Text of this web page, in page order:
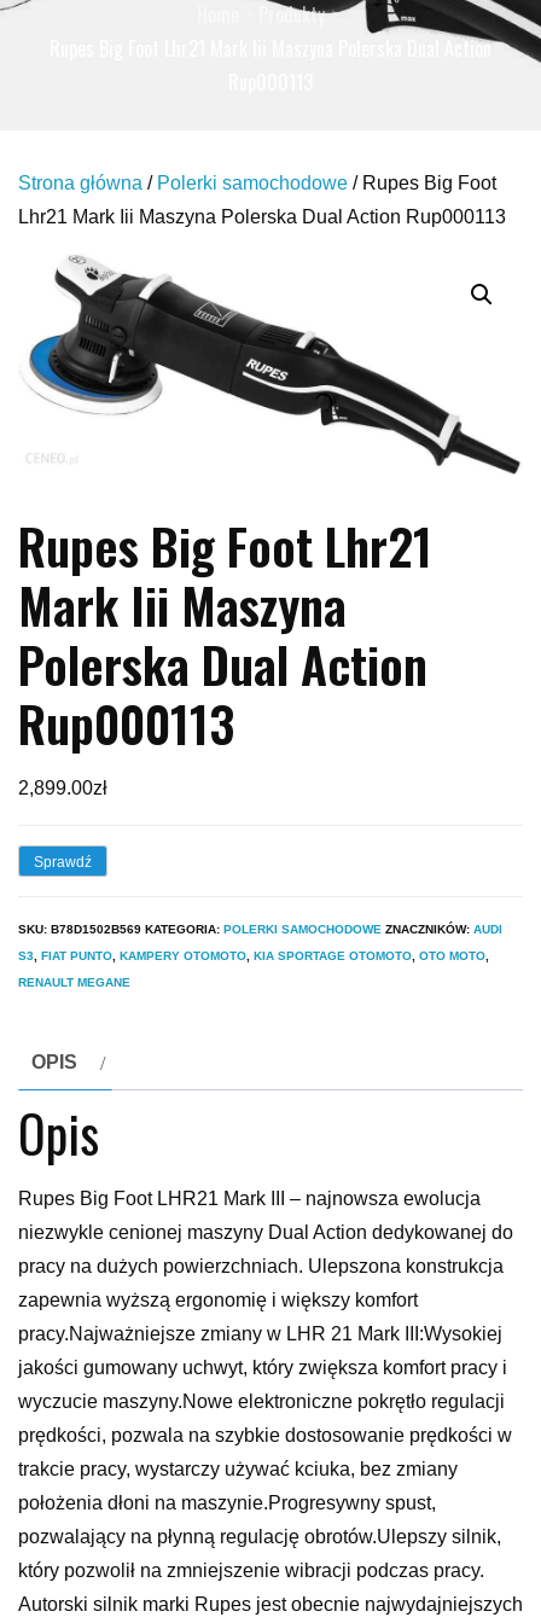
Produkty
Rupes Big Foot Lhr21 Mark Iii Maszyna Polerska Dual Action
Strona główna / Polerki samochodowe / Rupes Big Foot
Lhr21 Mark Iii Maszyna Polerska Dual Action Rup000113
Rupes Big Foot Lhr21
Mark Iii Maszyna
Polerska Dual Action
Rup000113
2,899.00zł
Sprawdź
SKU: B78D1502B569 KATEGORIA: POLERKI SAMOCHODOWE ZNACZNIKÓW: AUDI
S3 FIAT PUNTO KAMPERY OTOMOTO KIA SPORTAGE OTOMOTO OTO MOTO
RENAULT MEGANE
OPIS
Opis
Rupes Big Foot LHR21 Mark III – najnowsza ewolucja
niezwykle cenionej maszyny Dual Action dedykowanej do
pracy na dużych powierzchniach. Ulepszona konstrukcja
zapewnia wyższą ergonomię i większy komfort
pracy.Najważniejsze zmiany w LHR 21 Mark III:Wysokiej
jakości gumowany uchwyt, który zwiększa komfort pracy i
wyczucie maszyny.Nowe elektroniczne pokrętło regulacji
prędkości, pozwala na szybkie dostosowanie prędkości w
trakcie pracy, wystarczy używać kciuka, bez zmiany
położenia dłoni na maszynie.Progresywny spust,
pozwalający na płynną regulację obrotów.Ulepszy silnik,
który pozwolił na zmniejszenie wibracji podczas pracy.
Autorski silnik marki Rupes jest obecnie najwydajniejszych